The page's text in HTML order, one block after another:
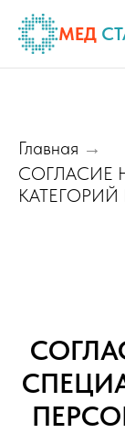
МЕД
Главная →
СОГЛАСИЕ